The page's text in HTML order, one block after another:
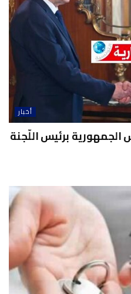
أخبار
الجمهورية برئيس اللّجنة